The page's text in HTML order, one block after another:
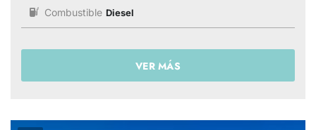
Combustible Diesel
VER MÁS